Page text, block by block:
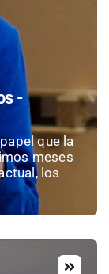
-
que la
meses
los